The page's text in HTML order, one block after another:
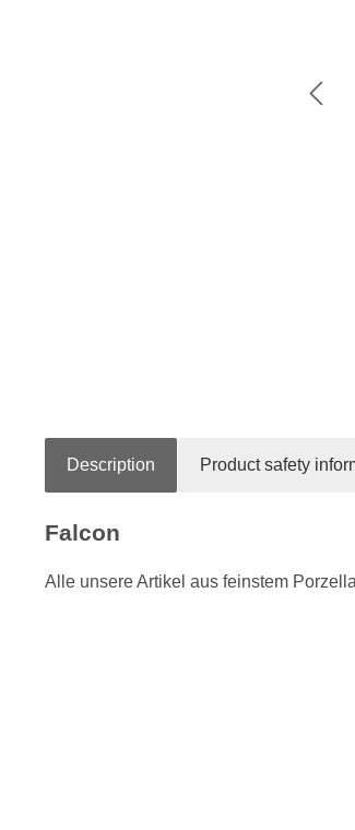
Description Product safety
Falcon
Alle unsere Artikel aus feinstem